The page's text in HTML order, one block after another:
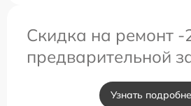
Скидка на ремонт -
предварительной
Узнать